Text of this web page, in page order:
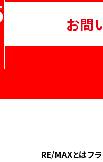
お問
RE/MAXとはフ